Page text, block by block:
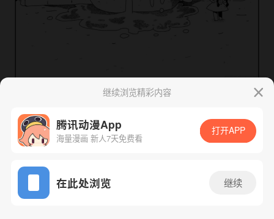
App免费看
下一话 腾漫App免费看
继续浏览精彩内容
腾讯动漫App
海量漫画 新人7天免费看
打开APP
在此处浏览 继续